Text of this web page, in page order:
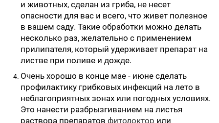
и животных, сделан из гриба, не несет
опасности для вас и всего, что живет полезное
в вашем саду. Такие обработки можно делать
несколько раз, желательно с применением
прилипателя, который удерживает препарат на
листве при поливе и дожде.
Очень хорошо в конце мае - июне сделать
профилактику грибковых инфекций на лето в
неблагоприятных зонах или погодных условиях.
Это нанести разбрызгиванием на листья
раствора препаратов фитодоктор или